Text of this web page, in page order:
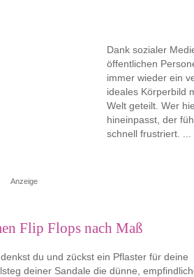
Dank sozialer
öffentlichen
immer wieder ein
ideales Körperbild
Welt geteilt. Wer
hineinpasst, der
schnell frustriert. ...
Anzeige
Flip Flops nach Maß
du und zückst ein Pflaster für deine
deiner Sandale die dünne,